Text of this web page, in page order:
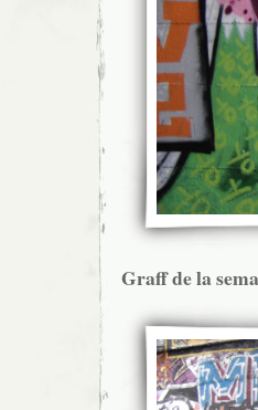
Graff de la